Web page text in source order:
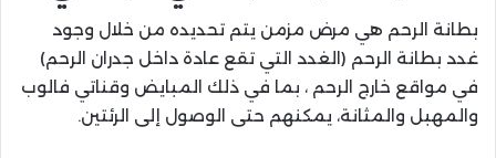
بطانة الرحم هي مرض مزمن يتم تحديده من خلال وجود
غدد بطانة الرحم (الغدد التي تقع عادة داخل جدران الرحم)
في مواقع خارج الرحم ، بما في ذلك المبايض وقناتي فالوب
والمهبل والمثانة، يمكنهم حتى الوصول إلى الرئتين.